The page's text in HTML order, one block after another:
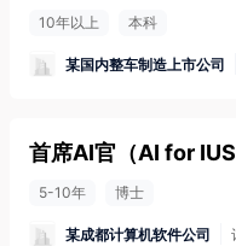
10年以上 本科
某国内整车制造上市公司
首席AI官（AI for IUS
5-10年 博士
某成都计算机软件公司